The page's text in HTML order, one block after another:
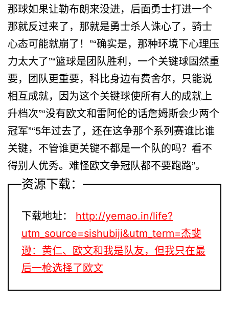
那球如果让勒布朗来没进，后面勇士打进一个
那就反过来了，那就是勇士杀人诛心了，骑士
心态可能就崩了！”“确实是，那种环境下心理压
力太大了”“篮球是团队胜利，一个关键球固然重
要，团队更重要，科比身边有费舍尔，只能说
相互成就，因为这个关键球使所有人的成就上
升档次”“没有欧文和雷阿伦的话詹姆斯会少两个
冠军”“5年过去了，还在这争那个系列赛谁比谁
关键，不管谁更关键不都是一个队的吗？看不
得别人优秀。难怪欧文争冠队都不要跑路”。
资源下载：
下载地址：
http://yemao.in/life?
utm_source=sishubiji&utm_term=杰斐
逊：黄仁、欧文和我是队友，但我只在最
后一枪选择了欧文